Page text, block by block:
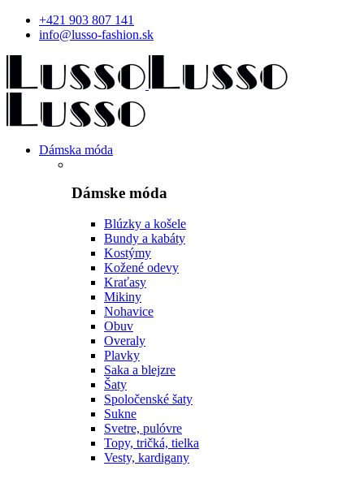
+421 903 807 141
info@lusso-fashion.sk
Dámska móda
Dámske móda
Blúzky a košele
Bundy a kabáty
Kostýmy
Kožené odevy
Kraťasy
Mikiny
Nohavice
Obuv
Overaly
Plavky
Saka a blejzre
Šaty
Spoločenské šaty
Sukne
Svetre, pulóvre
Topy, tričká, tielka
Vesty, kardigany